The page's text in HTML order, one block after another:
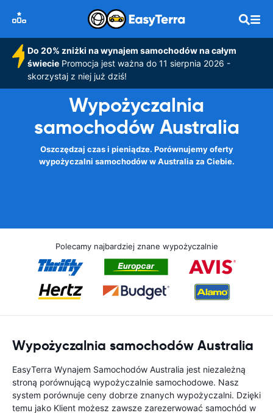
Do 20% zniżki na wynajem samochodów na całym
świeciePromocja jest ważna do 11 sierpnia 2026 -
skorzystaj z niej już dziś!
Wypożyczalnia
samochodów Australia
Oszczędzaj czas i pieniądze. Porównujemy oferty
wypożyczalni samochodów w Australia za Ciebie.
Polecamy najbardziej znane wypożyczalnie
Wypożyczalnia samochodów Australia
EasyTerra Wynajem Samochodów Australia jest niezależną
stroną porównującą wypożyczalnie samochodowe. Nasz
system porównuje ceny dobrze znanych wypożyczalni. Dzięki
temu jako Klient możesz zawsze zarezerwować samochód w